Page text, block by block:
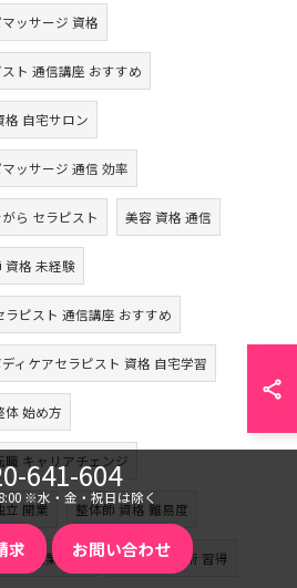
マッサージ 資格
ト 通信講座 おすすめ
格 自宅サロン
マッサージ 通信 効率
ら セラピスト 美容 資格 通信
資格 未経験
ラピスト 通信講座 おすすめ
ィケアセラピスト 資格 自宅学習
体 始め方
職 キャリアチェンジ
立 開業 整体師 資格 難易度
ン 開業 手順 骨盤矯正 技術 習得
641-604
※水・金・祝日は除く
求 お問い合わせ